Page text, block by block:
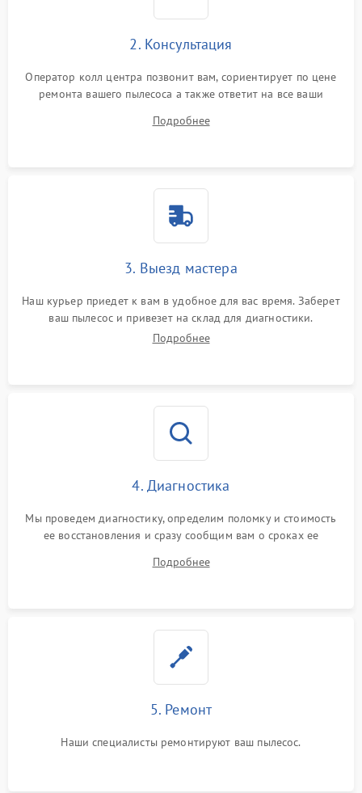
2. Консультация
Оператор колл центра позвонит вам, сориентирует по цене
ремонта вашего пылесоса а также ответит на все ваши
Подробнее
3. Выезд мастера
Наш курьер приедет к вам в удобное для вас время. Заберет
ваш пылесос и привезет на склад для диагностики.
Подробнее
4. Диагностика
Мы проведем диагностику, определим поломку и стоимость
ее восстановления и сразу сообщим вам о сроках ее
Подробнее
5. Ремонт
Наши специалисты ремонтируют ваш пылесос.